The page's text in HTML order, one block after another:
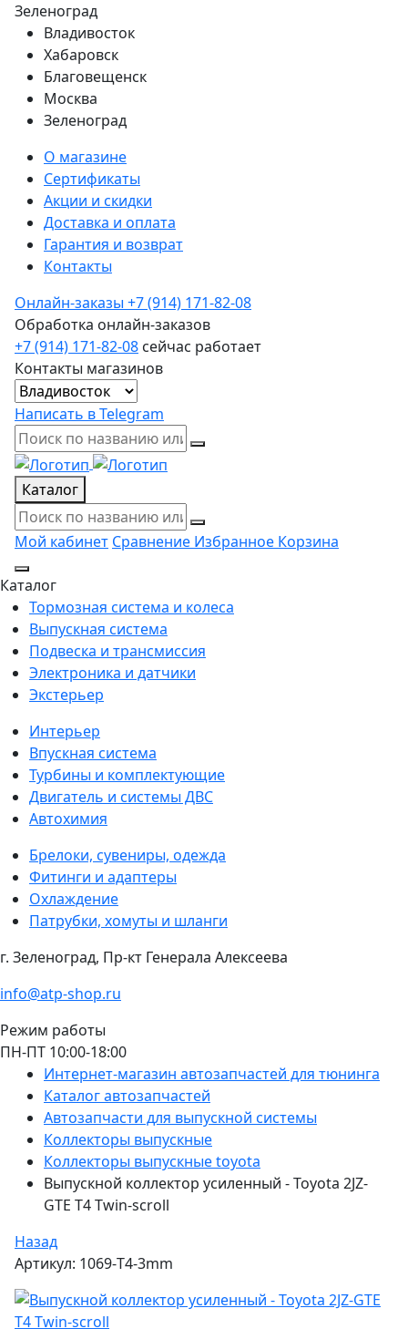
Зеленоград
Владивосток
Хабаровск
Благовещенск
Москва
Зеленоград
О магазине
Сертификаты
Акции и скидки
Доставка и оплата
Гарантия и возврат
Контакты
Онлайн-заказы +7 (914) 171-82-08
Обработка онлайн-заказов
+7 (914) 171-82-08 сейчас работает
Контакты магазинов
Написать в Telegram
Каталог
Мой кабинет Сравнение Избранное Корзина
Каталог
Тормозная система и колеса
Выпускная система
Подвеска и трансмиссия
Электроника и датчики
Экстерьер
Интерьер
Впускная система
Турбины и комплектующие
Двигатель и системы ДВС
Автохимия
Брелоки, сувениры, одежда
Фитинги и адаптеры
Охлаждение
Патрубки, хомуты и шланги
г. Зеленоград, Пр-кт Генерала Алексеева
info@atp-shop.ru
Режим работы
ПН-ПТ 10:00-18:00
Интернет-магазин автозапчастей для тюнинга
Каталог автозапчастей
Автозапчасти для выпускной системы
Коллекторы выпускные
Коллекторы выпускные toyota
Выпускной коллектор усиленный - Toyota 2JZ-
GTE T4 Twin-scroll
Назад
Артикул: 1069-T4-3mm